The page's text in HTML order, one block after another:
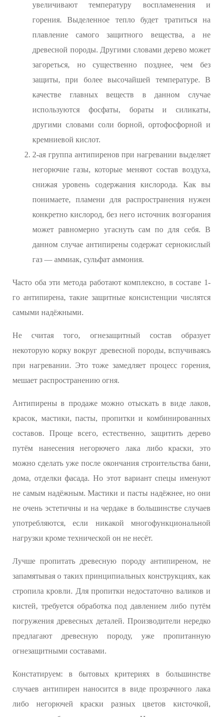
увеличивают температуру воспламенения и
горения. Выделенное тепло будет тратиться на
плавление самого защитного вещества, а не
древесной породы. Другими словами дерево может
загореться, но существенно позднее, чем без
защиты, при более высочайшей температуре. В
качестве главных веществ в данном случае
используются фосфаты, бораты и силикаты,
другими словами соли борной, ортофосфорной и
кремниевой кислот.
2-ая группа антипиренов при нагревании выделяет
негорючие газы, которые меняют состав воздуха,
снижая уровень содержания кислорода. Как вы
понимаете, пламени для распространения нужен
конкретно кислород, без него источник возгорания
может равномерно угаснуть сам по для себя. В
данном случае антипирены содержат сернокислый
газ — аммиак, сульфат аммония.
Часто оба эти метода работают комплексно, в составе 1-
го антипирена, такие защитные консистенции числятся
самыми надёжными.
Не считая того, огнезащитный состав образует
некоторую корку вокруг древесной породы, вспучиваясь
при нагревании. Это тоже замедляет процесс горения,
мешает распространению огня.
Антипирены в продаже можно отыскать в виде лаков,
красок, мастики, пасты, пропитки и комбинированных
составов. Проще всего, естественно, защитить дерево
путём нанесения негорючего лака либо краски, это
можно сделать уже после окончания строительства бани,
дома, отделки фасада. Но этот вариант спецы именуют
не самым надёжным. Мастики и пасты надёжнее, но они
не очень эстетичны и на чердаке в большинстве случаев
употребляются, если никакой многофункциональной
нагрузки кроме технической он не несёт.
Лучше пропитать древесную породу антипиреном, не
запамятывая о таких принципиальных конструкциях, как
стропила кровли. Для пропитки недостаточно валиков и
кистей, требуется обработка под давлением либо путём
погружения древесных деталей. Производители нередко
предлагают древесную породу, уже пропитанную
огнезащитными составами.
Констатируем: в бытовых критериях в большинстве
случаев антипирен наносится в виде прозрачного лака
либо негорючей краски разных цветов кисточкой,